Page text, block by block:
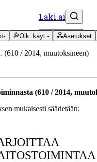
Laki.ai
- Oik. käyt.- Asetukset
(610 / 2014, muutoksineen)
(610 /2014,
mukaisesti säädetään: